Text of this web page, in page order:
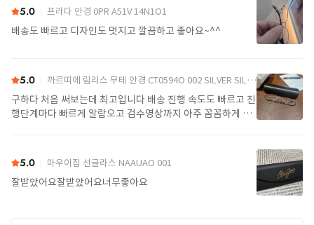
5.0 프라다 안경 0PR A51V 14N1O1
배송도 빠르고 디자인도 멋지고 깔끔하고 좋아요~^^
5.0 까르띠에 림리스 무테 안경 CT0594O 002 SILVER SILVER TRANSPARENT
구하다 처음 써보는데 최고입니다 배송 진행 속도도 빠르고 진
행단계마다 빠르게 알람오고 검수영상까지 아주 꼼꼼하게 찍
5.0 마우이짐 선글라스 NAAUAO 001
잘받았어요잘받았어요너무좋아요